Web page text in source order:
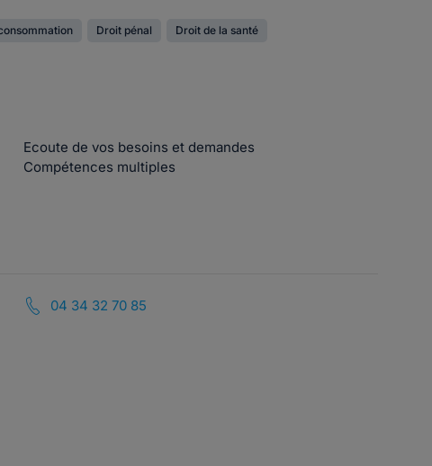
Droit pénal Droit de la santé
Ecoute de vos besoins et demandes
Compétences multiples
04 34 32 70 85